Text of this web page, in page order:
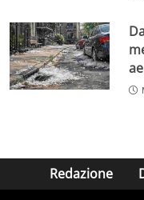
Redazione